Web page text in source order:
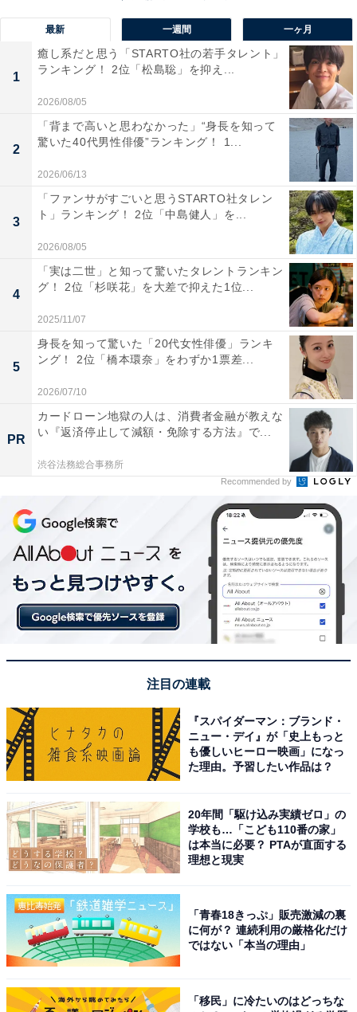
日本人街となっているほど日系人が集中する人気のエリ
この記事の筆者：福島 ゆき プロフィール
アニメや漫画のレビュー、エンタメトピックスなどを中
心に、オールジャンルで執筆中のライター。時々、店舗
取材などのリポート記事も担当。All AboutおよびAll
About ニュースでのライター歴は5年。
10位までの全ランキング結果を見
こちらもおすすめ
「日本人が多く住んでいる国」ランキング！ 2
位「中国」を抑えた圧倒的1位は？
最新 一週間 一ヶ月
1
癒し系だと思う「STARTO社の若手タレント」
ランキング！ 2位「松島聡」を抑え...
2026/08/05
2
「背まで高いと思わなかった」“身長を知って
驚いた40代男性俳優”ランキング！ 1...
2026/06/13
3
「ファンサがすごいと思うSTARTO社タレン
ト」ランキング！ 2位「中島健人」を...
2026/08/05
4
「実は二世」と知って驚いたタレントランキン
グ！ 2位「杉咲花」を大差で抑えた1位...
2025/11/07
5
身長を知って驚いた「20代女性俳優」ランキ
ング！ 2位「橋本環奈」をわずか1票差...
2026/07/10
PR
カードローン地獄の人は、消費者金融が教えな
い『返済停止して減額・免除する方法』で...
渋谷法務総合事務所
Recommended by
注目の連載
『スパイダーマン：ブランド・
ニュー・デイ』が「史上もっと
も優しいヒーロー映画」になっ
た理由。予習したい作品は？
20年間「駆け込み実績ゼロ」の
学校も…「こども110番の家」
は本当に必要？ PTAが直面する
理想と現実
「青春18きっぷ」販売激減の裏
に何が？ 連続利用の厳格化だけ
ではない「本当の理由」
「移民」に冷たいのはどっちな